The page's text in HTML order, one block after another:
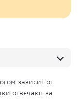
зависит от
отвечают за